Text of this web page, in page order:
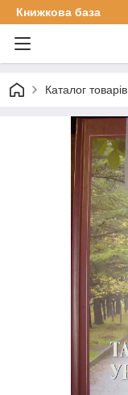
Книжкова база
Каталог товарів